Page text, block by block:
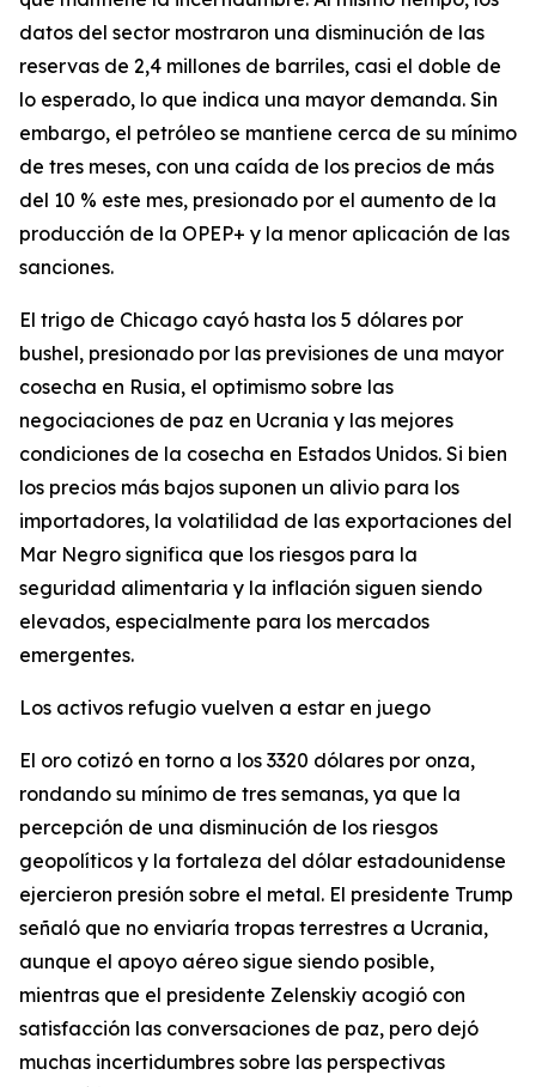
datos del sector mostraron una disminución de las
reservas de 2,4 millones de barriles, casi el doble de
lo esperado, lo que indica una mayor demanda. Sin
embargo, el petróleo se mantiene cerca de su mínimo
de tres meses, con una caída de los precios de más
del 10 % este mes, presionado por el aumento de la
producción de la OPEP+ y la menor aplicación de las
sanciones.
El trigo de Chicago cayó hasta los 5 dólares por
bushel, presionado por las previsiones de una mayor
cosecha en Rusia, el optimismo sobre las
negociaciones de paz en Ucrania y las mejores
condiciones de la cosecha en Estados Unidos. Si bien
los precios más bajos suponen un alivio para los
importadores, la volatilidad de las exportaciones del
Mar Negro significa que los riesgos para la
seguridad alimentaria y la inflación siguen siendo
elevados, especialmente para los mercados
emergentes.
Los activos refugio vuelven a estar en juego
El oro cotizó en torno a los 3320 dólares por onza,
rondando su mínimo de tres semanas, ya que la
percepción de una disminución de los riesgos
geopolíticos y la fortaleza del dólar estadounidense
ejercieron presión sobre el metal. El presidente Trump
señaló que no enviaría tropas terrestres a Ucrania,
aunque el apoyo aéreo sigue siendo posible,
mientras que el presidente Zelenskiy acogió con
satisfacción las conversaciones de paz, pero dejó
muchas incertidumbres sobre las perspectivas